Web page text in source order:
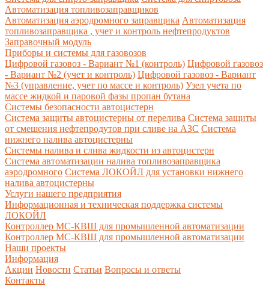
Автоматизация топливозаправщиков
Автоматизация аэродромного заправщика Автоматизация
топливозаправщика , учет и контроль нефтепродуктов
Заправочный модуль
Приборы и системы для газовозов
Цифровой газовоз - Вариант №1 (контроль) Цифровой газовоз
- Вариант №2 (учет и контроль) Цифровой газовоз - Вариант
№3 (управление, учет по массе и контроль) Узел учета по
массе жидкой и паровой фазы пропан бутана
Системы безопасности автоцистерн
Система защиты автоцистерны от перелива Система защиты
от смешения нефтепродутов при сливе на АЗС Система
нижнего налива автоцистерны
Системы налива и слива жидкости из автоцистерн
Система автоматизации налива топливозаправщика
аэродромного Система ЛОКОЙЛ для установки нижнего
налива автоцистерны
Услуги нашего предприятия
Информационная и техническая поддержка системы
ЛОКОЙЛ
Контроллер МС-КВШ для промышленной автоматизации
Контроллер МС-КВШ для промышленной автоматизации
Наши проекты
Информация
Акции Новости Статьи Вопросы и ответы
Контакты